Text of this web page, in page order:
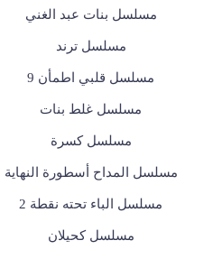
مسلسل بنات عبد الغني
مسلسل ترند
مسلسل قلبي اطمأن 9
مسلسل غلط بنات
مسلسل كسرة
مسلسل المداح أسطورة النهاية
مسلسل الباء تحته نقطة 2
مسلسل كحيلان